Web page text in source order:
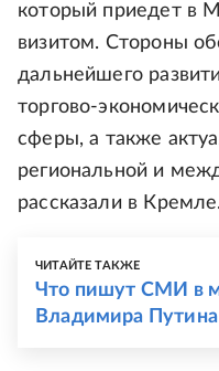
который приедет в
визитом. Стороны
дальнейшего
торгово-
сферы, а также
региональной и
рассказали в
ЧИТАЙТЕ ТАКЖЕ
Что пишут СМИ в
Владимира